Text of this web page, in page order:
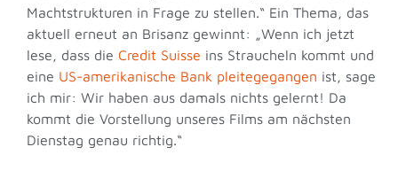
Machtstrukturen in Frage zu stellen.“ Ein Thema, das
aktuell erneut an Brisanz gewinnt: „Wenn ich jetzt
lese, dass die Credit Suisse ins Straucheln kommt und
eine US-amerikanische Bank pleitegegangen ist, sage
ich mir: Wir haben aus damals nichts gelernt! Da
kommt die Vorstellung unseres Films am nächsten
Dienstag genau richtig.“